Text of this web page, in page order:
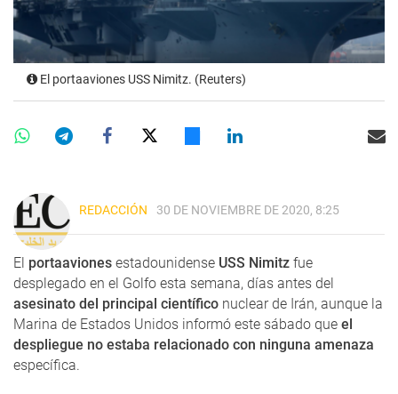
El portaaviones USS Nimitz. (Reuters)
REDACCIÓN 30 DE NOVIEMBRE DE 2020, 8:25
El portaaviones estadounidense USS Nimitz fue
desplegado en el Golfo esta semana, días antes del
asesinato del principal científico nuclear de Irán, aunque la
Marina de Estados Unidos informó este sábado que el
despliegue no estaba relacionado con ninguna amenaza
específica.